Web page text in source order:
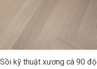
kỹ thuật xương cá 90 độ